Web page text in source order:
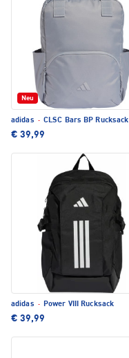
Neu
adidas · CLSC Bars BP Rucksack
€ 39,99
adidas · Power VIII Rucksack
€ 39,99